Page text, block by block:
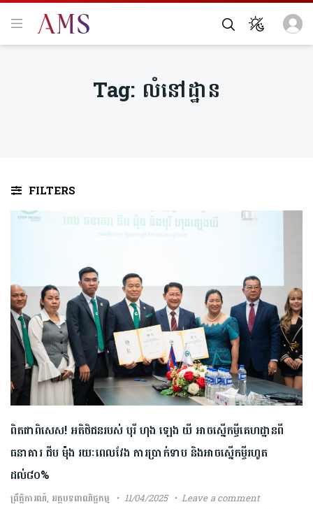
Tag: លំនៅដ្ឋាន
FILTERS
ពិតជាពិសេស! អតិថិជនរបស់ បុរី ហុង ឡេង យី អាចស្នើកម្ចីគេហដ្ឋានពី
ធនាគារ ជីប ម៉ុង រយៈពេលវែង ការប្រាក់ទាប និងអាចស្នើកម្ចីរហូត
ដល់៨០%
ព្រឹត្តិការណ៍, អត្ថបទពាណិជ្ជកម្ម 11/04/2025 Leave a comment